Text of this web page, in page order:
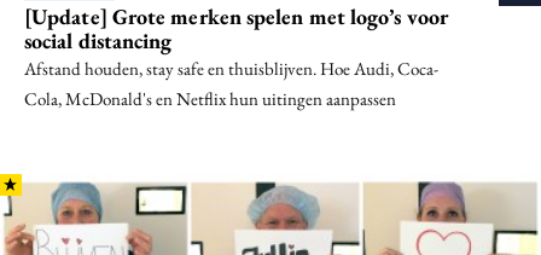
Customer Experience
Data & Insights
Design
Effectiviteit
Gedragsverandering
[Update] Grote merken spelen met logo’s voor
social distancing
Afstand houden, stay safe en thuisblijven. Hoe Audi, Coca-
Cola, McDonald's en Netflix hun uitingen aanpassen